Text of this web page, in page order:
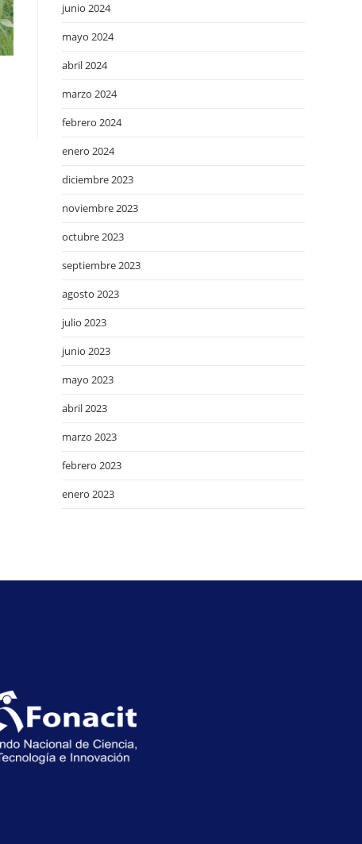
junio 2024
mayo 2024
abril 2024
marzo 2024
febrero 2024
enero 2024
diciembre 2023
noviembre 2023
octubre 2023
septiembre 2023
agosto 2023
julio 2023
junio 2023
mayo 2023
abril 2023
marzo 2023
febrero 2023
enero 2023